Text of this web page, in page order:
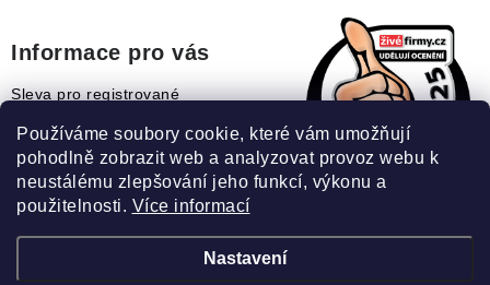
Používáme soubory cookie, které vám umožňují
pohodlně zobrazit web a analyzovat provoz webu k
neustálému zlepšování jeho funkcí, výkonu a
použitelnosti. Více informací
Nastavení
Informace pro vás
Sleva pro registrované
Jak uplatnit slevový kupón?
Jak nakupovat?
Slovník pojmů